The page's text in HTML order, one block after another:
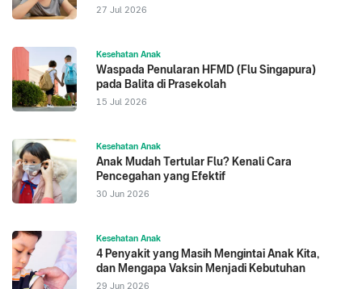
27 Jul 2026
Kesehatan Anak
Waspada Penularan HFMD (Flu Singapura)
pada Balita di Prasekolah
15 Jul 2026
Kesehatan Anak
Anak Mudah Tertular Flu? Kenali Cara
Pencegahan yang Efektif
30 Jun 2026
Kesehatan Anak
4 Penyakit yang Masih Mengintai Anak Kita,
dan Mengapa Vaksin Menjadi Kebutuhan
29 Jun 2026